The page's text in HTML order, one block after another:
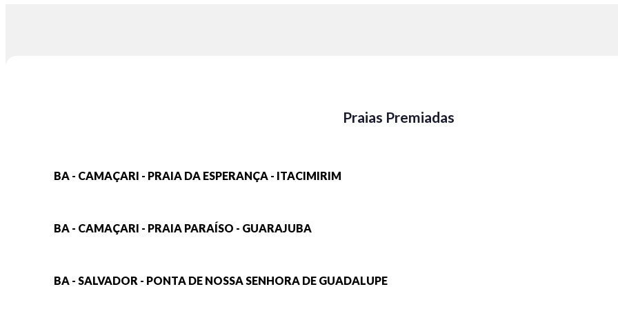
Praias Premiadas
BA - CAMAÇARI - PRAIA DA ESPERANÇA - ITACIMIRIM
BA - CAMAÇARI - PRAIA PARAÍSO - GUARAJUBA
BA - SALVADOR - PONTA DE NOSSA SENHORA DE GUADALUPE